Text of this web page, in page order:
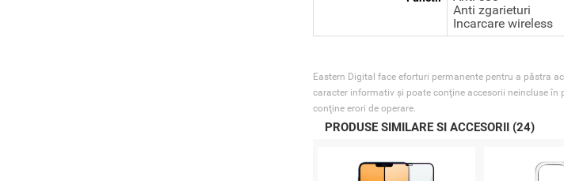
Anti zgarieturi
Incarcare wireless
Eastern Digital face eforturi permanente pentru a păstra
caracter informativ şi poate conţine accesorii neincluse
conţine erori de operare.
PRODUSE SIMILARE SI ACCESORII (24)